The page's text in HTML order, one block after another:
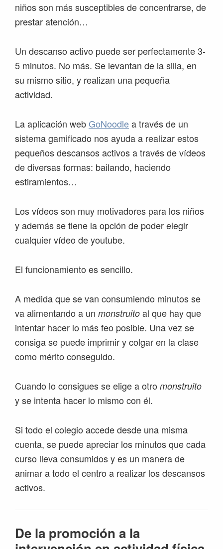
niños son más susceptibles de concentrarse, de
prestar atención…
Un descanso activo puede ser perfectamente 3-
5 minutos. No más. Se levantan de la silla, en
su mismo sitio, y realizan una pequeña
actividad.
La aplicación webGoNoodlea través de un
sistema gamificado nos ayuda a realizar estos
pequeños descansos activos a través de vídeos
de diversas formas: bailando, haciendo
estiramientos…
Los vídeos son muy motivadores para los niños
y además se tiene la opción de poder elegir
cualquier vídeo de youtube.
El funcionamiento es sencillo.
A medida que se van consumiendo minutos se
va alimentando a un monstruito al que hay que
intentar hacer lo más feo posible. Una vez se
consiga se puede imprimir y colgar en la clase
como mérito conseguido.
Cuando lo consigues se elige a otro monstruito
y se intenta hacer lo mismo con él.
Si todo el colegio accede desde una misma
cuenta, se puede apreciar los minutos que cada
curso lleva consumidos y es un manera de
animar a todo el centro a realizar los descansos
activos.
De la promoción a la